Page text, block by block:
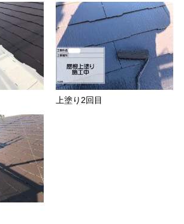
上塗り2回目